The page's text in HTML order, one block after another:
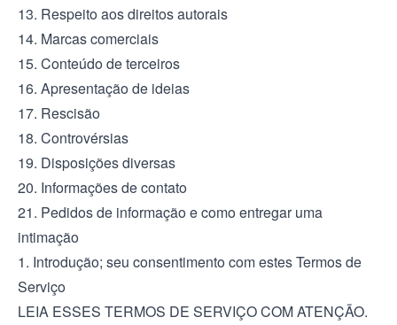
13. Respeito aos direitos autorais
14. Marcas comerciais
15. Conteúdo de terceiros
16. Apresentação de ideias
17. Rescisão
18. Controvérsias
19. Disposições diversas
20. Informações de contato
21. Pedidos de informação e como entregar uma
intimação
1. Introdução; seu consentimento com estes Termos de
Serviço
LEIA ESSES TERMOS DE SERVIÇO COM ATENÇÃO.